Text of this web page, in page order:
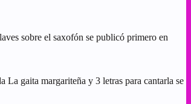
sobre el saxofón se publicó primero en
La gaita margariteña y 3 letras para cantarla se